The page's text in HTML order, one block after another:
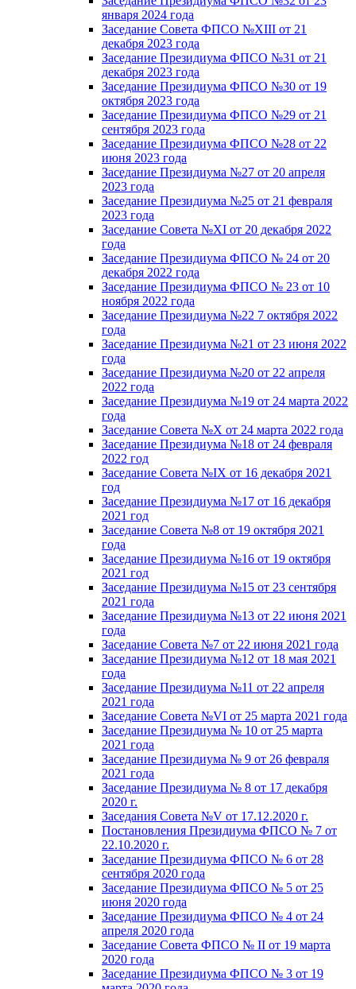
января 2024 года
Заседание Совета ФПСО №XIII от 21
декабря 2023 года
Заседание Президиума ФПСО №31 от 21
декабря 2023 года
Заседание Президиума ФПСО №30 от 19
октября 2023 года
Заседание Президиума ФПСО №29 от 21
сентября 2023 года
Заседание Президиума ФПСО №28 от 22
июня 2023 года
Заседание Президиума №27 от 20 апреля
2023 года
Заседание Президиума №25 от 21 февраля
2023 года
Заседание Совета №XI от 20 декабря 2022
года
Заседание Президиума ФПСО № 24 от 20
декабря 2022 года
Заседание Президиума ФПСО № 23 от 10
ноября 2022 года
Заседание Президиума №22 7 октября 2022
года
Заседание Президиума №21 от 23 июня 2022
года
Заседание Президиума №20 от 22 апреля
2022 года
Заседание Президиума №19 от 24 марта 2022
года
Заседание Совета №X от 24 марта 2022 года
Заседание Президиума №18 от 24 февраля
2022 год
Заседание Совета №IX от 16 декабря 2021
год
Заседание Президиума №17 от 16 декабря
2021 год
Заседание Совета №8 от 19 октября 2021
года
Заседание Президиума №16 от 19 октября
2021 год
Заседание Президиума №15 от 23 сентября
2021 года
Заседание Президиума №13 от 22 июня 2021
года
Заседание Совета №7 от 22 июня 2021 года
Заседание Президиума №12 от 18 мая 2021
года
Заседание Президиума №11 от 22 апреля
2021 года
Заседание Совета №VI от 25 марта 2021 года
Заседание Президиума № 10 от 25 марта
2021 года
Заседание Президиума № 9 от 26 февраля
2021 года
Заседание Президиума № 8 от 17 декабря
2020 г.
Заседания Совета №V от 17.12.2020 г.
Постановления Президиума ФПСО № 7 от
22.10.2020 г.
Заседание Президиума ФПСО № 6 от 28
сентября 2020 года
Заседание Президиума ФПСО № 5 от 25
июня 2020 года
Заседание Президиума ФПСО № 4 от 24
апреля 2020 года
Заседание Совета ФПСО № II от 19 марта
2020 года
Заседание Президиума ФПСО № 3 от 19